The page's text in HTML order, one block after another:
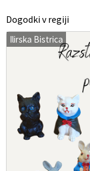
Dogodki v regiji
Ilirska Bistrica